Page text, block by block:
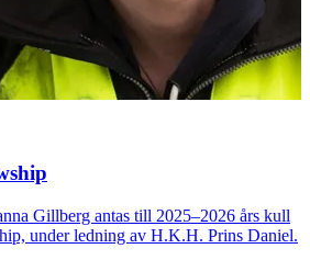
Gillberg antas till 2025–2026 års kull
under ledning av H.K.H. Prins Daniel.